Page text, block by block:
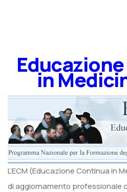
in
L’ECM (Educazione Continua in
di aggiornamento professionale